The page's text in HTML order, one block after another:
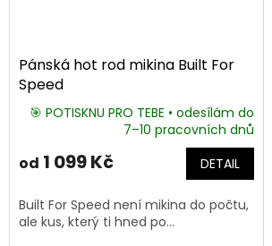
Pánská hot rod mikina Built For
Speed
🎯 POTISKNU PRO TEBE • odesílám do
7–10 pracovních dnů
od 1 099 Kč DETAIL
Built For Speed není mikina do počtu,
ale kus, který ti hned po...